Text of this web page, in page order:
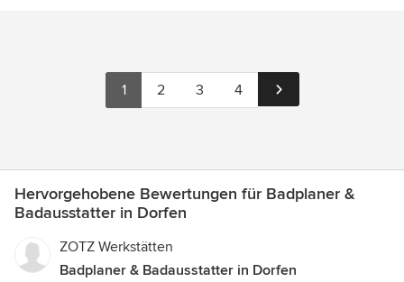
1 2 3 4
Hervorgehobene Bewertungen für Badplaner &
Badausstatter in Dorfen
ZOTZ Werkstätten
Badplaner & Badausstatter in Dorfen